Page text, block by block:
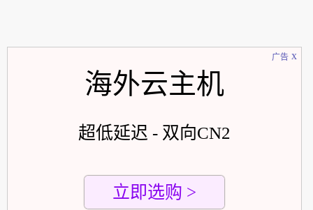
广告
海外云主机
超低延迟 - 双向CN2
立即选购 >
x